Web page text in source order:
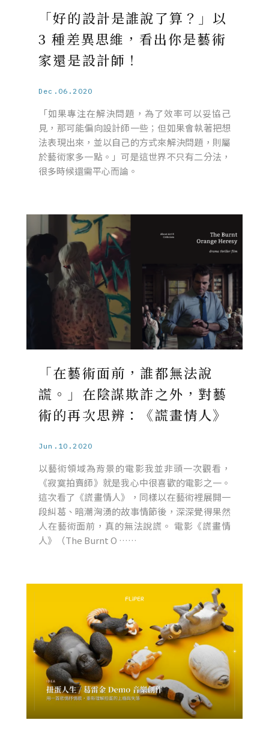
「好的設計是誰說了算？」以
3 種差異思維，看出你是藝術
家還是設計師！
Dec.06.2020
「如果專注在解決問題，為了效率可以妥協己
見，那可能偏向設計師一些；但如果會執著把想
法表現出來，並以自己的方式來解決問題，則屬
於藝術家多一點。」可是這世界不只有二分法，
很多時候還需平心而論。
「在藝術面前，誰都無法說
謊。」在陰謀欺詐之外，對藝
術的再次思辨：《謊畫情人》
Jun.10.2020
以藝術領域為背景的電影我並非頭一次觀看，
《寂寞拍賣師》就是我心中很喜歡的電影之一。
這次看了《謊畫情人》，同樣以在藝術裡展開一
段糾葛、暗潮洶湧的故事情節後，深深覺得果然
人在藝術面前，真的無法說謊。 電影《謊畫情
人》（The Burnt O ……